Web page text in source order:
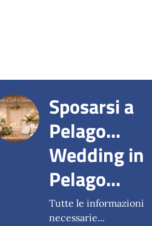
Sposarsi a
Pelago...
Wedding in
Pelago...
Tutte le informazioni
necessarie...